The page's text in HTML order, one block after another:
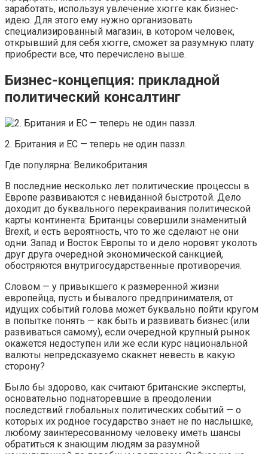
заработать, используя увлечение хюгге как бизнес-
идею. Для этого ему нужно организовать
специализированный магазин, в котором человек,
открывший для себя хюгге, сможет за разумную плату
приобрести все, что перечислено выше.
Бизнес-концепция: прикладной
политический консалтинг
2. Британия и ЕС — теперь не один паззл.
Где популярна: Великобритания
В последние несколько лет политические процессы в
Европе развиваются с невиданной быстротой. Дело
доходит до буквального перекраивания политической
карты континента: Британцы совершили знаменитый
Brexit, и есть вероятность, что то же сделают не они
одни. Запад и Восток Европы то и дело норовят уколоть
друг друга очередной экономической санкцией,
обостряются внутригосударственные противоречия.
Словом — у привыкшего к размеренной жизни
европейца, пусть и бывалого предпринимателя, от
идущих событий голова может буквально пойти кругом
в попытке понять — как быть и развивать бизнес (или
развиваться самому), если очередной крупный рынок
окажется недоступен или же если курс национальной
валюты непредсказуемо скакнет невесть в какую
сторону?
Было бы здорово, как считают британские эксперты,
основательно поднаторевшие в преодолении
последствий глобальных политических событий — о
которых их родное государство знает не по наслышке,
любому заинтересованному человеку иметь шансы
обратиться к знающим людям за разумной